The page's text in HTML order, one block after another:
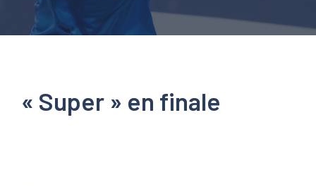
« Super » en finale